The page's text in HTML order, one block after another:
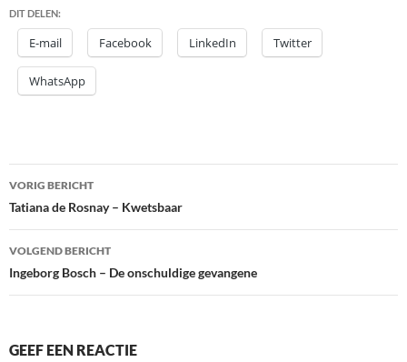
DIT DELEN:
E-mail Facebook LinkedIn Twitter
WhatsApp
Bericht
navigatie
VORIG BERICHT
Tatiana de Rosnay – Kwetsbaar
VOLGEND BERICHT
Ingeborg Bosch – De onschuldige gevangene
GEEF EEN REACTIE